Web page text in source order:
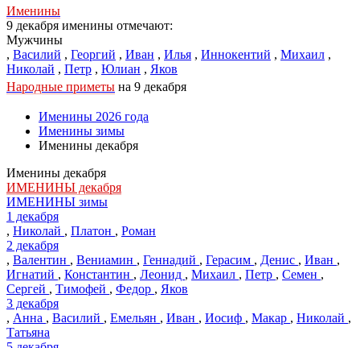
Именины
9 декабря именины отмечают:
Мужчины
, Василий , Георгий , Иван , Илья , Иннокентий , Михаил ,
Николай , Петр , Юлиан , Яков
Народные приметы на 9 декабря
Именины 2026 года
Именины зимы
Именины декабря
Именины декабря
ИМЕНИНЫ декабря
ИМЕНИНЫ зимы
1 декабря
, Николай , Платон , Роман
2 декабря
, Валентин , Вениамин , Геннадий , Герасим , Денис , Иван ,
Игнатий , Константин , Леонид , Михаил , Петр , Семен ,
Сергей , Тимофей , Федор , Яков
3 декабря
, Анна , Василий , Емельян , Иван , Иосиф , Макар , Николай ,
Татьяна